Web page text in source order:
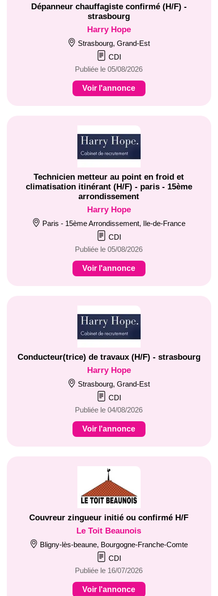
Dépanneur chauffagiste confirmé (H/F) -
strasbourg
Harry Hope
Strasbourg, Grand-Est
CDI
Publiée le 05/08/2026
Voir l'annonce
Technicien metteur au point en froid et
climatisation itinérant (H/F) - paris - 15ème
arrondissement
Harry Hope
Paris - 15ème Arrondissement, Ile-de-France
CDI
Publiée le 05/08/2026
Voir l'annonce
Conducteur(trice) de travaux (H/F) - strasbourg
Harry Hope
Strasbourg, Grand-Est
CDI
Publiée le 04/08/2026
Voir l'annonce
Couvreur zingueur initié ou confirmé H/F
Le Toit Beaunois
Bligny-lès-beaune, Bourgogne-Franche-Comte
CDI
Publiée le 16/07/2026
Voir l'annonce